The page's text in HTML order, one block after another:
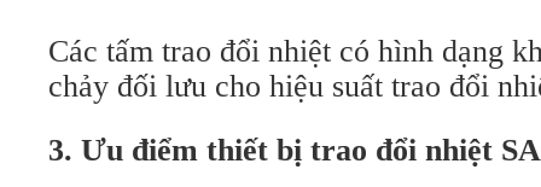
Các tấm trao đổi nhiệt có hình dạng
chảy đối lưu cho hiệu suất trao đổi
3. Ưu điểm thiết bị trao đổi nhiệt